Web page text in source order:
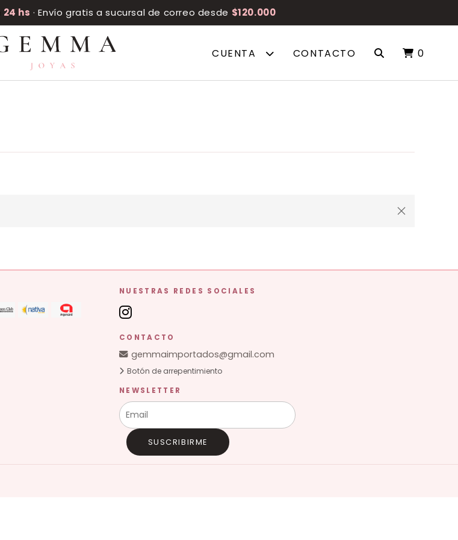
24 hs · Envío gratis a sucursal de correo desde $120.000
CUENTA CONTACTO 0
NUESTRAS REDES SOCIALES
CONTACTO
gemmaimportados@gmail.com
Botón de arrepentimiento
NEWSLETTER
SUSCRIBIRME